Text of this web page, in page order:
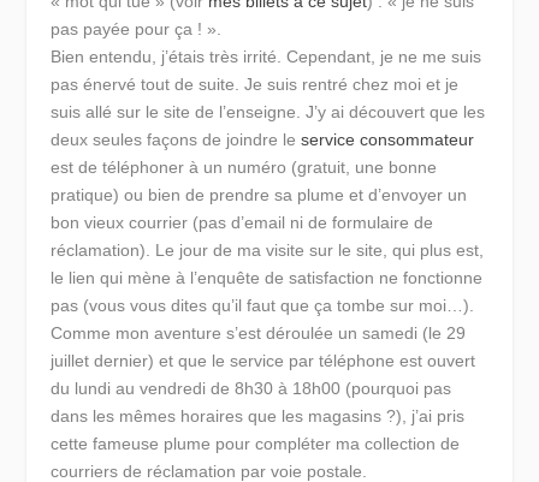
pas payée pour ça ! ».
Bien entendu, j’étais très irrité. Cependant, je ne me suis
pas énervé tout de suite. Je suis rentré chez moi et je
suis allé sur le site de l’enseigne. J’y ai découvert que les
deux seules façons de joindre leservice consommateur
est de téléphoner à un numéro (gratuit, une bonne
pratique) ou bien de prendre sa plume et d’envoyer un
bon vieux courrier (pas d’email ni de formulaire de
réclamation). Le jour de ma visite sur le site, qui plus est,
le lien qui mène à l’enquête de satisfaction ne fonctionne
pas (vous vous dites qu’il faut que ça tombe sur moi…).
Comme mon aventure s’est déroulée un samedi (le 29
juillet dernier) et que le service par téléphone est ouvert
du lundi au vendredi de 8h30 à 18h00 (pourquoi pas
dans les mêmes horaires que les magasins ?), j’ai pris
cette fameuse plume pour compléter ma collection de
courriers de réclamation par voie postale.